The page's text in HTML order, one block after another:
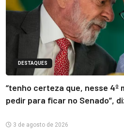
DESTAQUES
“tenho certeza que, nesse 4º
pedir para ficar no Senado”,
3 de agosto de 2026